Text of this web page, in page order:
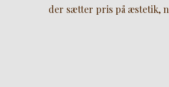
der sætter pris på æstetik,